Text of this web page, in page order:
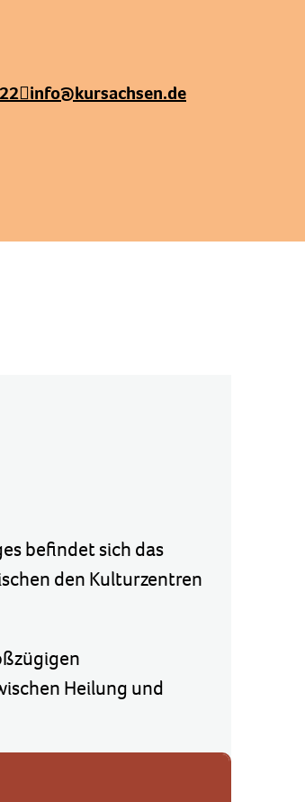
info@kursachsen.de
befindet sich das
den Kulturzentren
Heilung und